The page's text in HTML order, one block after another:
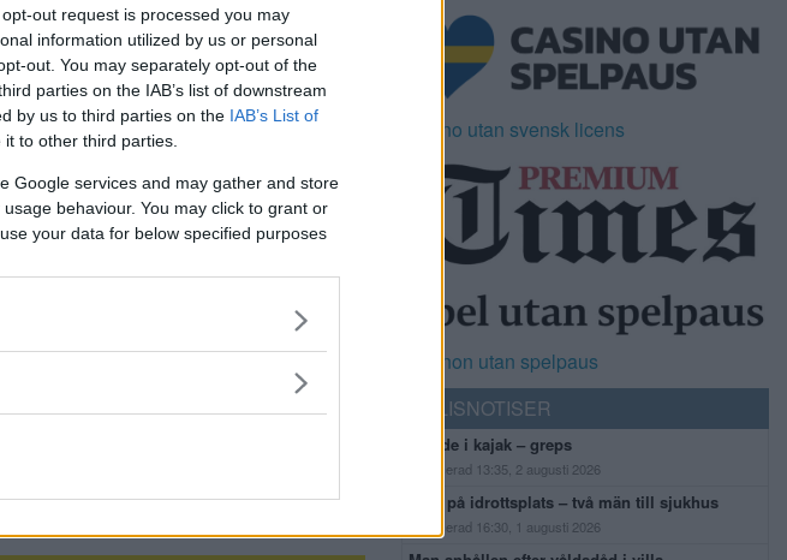
out request is processed you may
information utilized by us or personal
out. You may separately opt-out of the
parties on the IAB’s list of downstream
by us to third parties on the IAB’s List of
to other third parties.
Google services and may gather and store
behaviour. You may click to grant or
your data for below specified purposes
DEBATT: DÄRFÖR HAR
VI STARTAT
ET
Casino utan svensk licens
Casinon utan spelpaus
POLISNOTISER
Flydde i kajak – greps
Publicerad 13:35, 2 augusti 2026
Bråk på idrottsplats – två män till sjukhus
Publicerad 16:30, 1 augusti 2026